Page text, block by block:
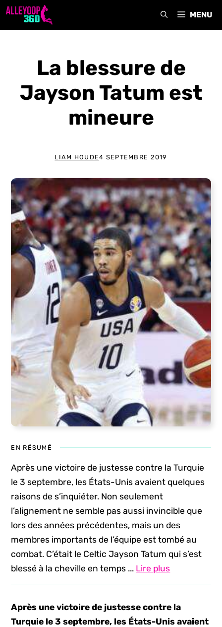
Aller
MENU
La blessure de
Jayson Tatum est
mineure
LIAM HOUDE4 SEPTEMBRE 2019
EN RÉSUMÉ
Après une victoire de justesse contre la Turquie
le 3 septembre, les États-Unis avaient quelques
raisons de s’inquiéter. Non seulement
l’alignement ne semble pas aussi invincible que
lors des années précédentes, mais un des
membres importants de l’équipe est tombé au
combat. C’était le Celtic Jayson Tatum qui s’est
blessé à la cheville en temps ... Lire plus
Après une victoire de justesse contre la
Turquie le 3 septembre, les États-Unis avaient